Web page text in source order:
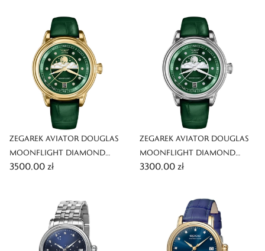
ZEGAREK AVIATOR DOUGLAS
MOONFLIGHT DIAMOND
POLISH EDITION
3500,00 zł
ZEGAREK AVIATOR DOUGLAS
MOONFLIGHT DIAMOND
POLISH EDITION
3300,00 zł